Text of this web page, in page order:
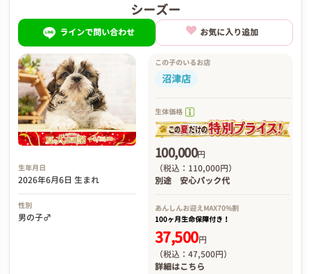
シーズー
ラインで問い合わせ お気に入り追加
生年月日
2026年6月6日 生まれ
性別
男の子♂
この子のいるお店
沼津店
生体価格
100,000円
（税込：110,000円）
別途 安心パック代
あんしんお迎えMAX70%割
100ヶ月生命保障付き！
37,500円
（税込：47,500円）
詳細はこちら